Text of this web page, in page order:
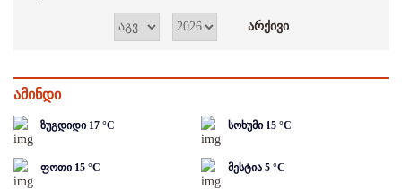
ამინდი
ზუგდიდი 17 °C სოხუმი 15 °C
ფოთი 15 °C მესტია 5 °C